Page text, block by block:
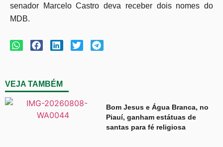
senador Marcelo Castro deva receber dois nomes do
MDB.
VEJA TAMBÉM
Bom Jesus e Água Branca, no
Piauí, ganham estátuas de
santas para fé religiosa